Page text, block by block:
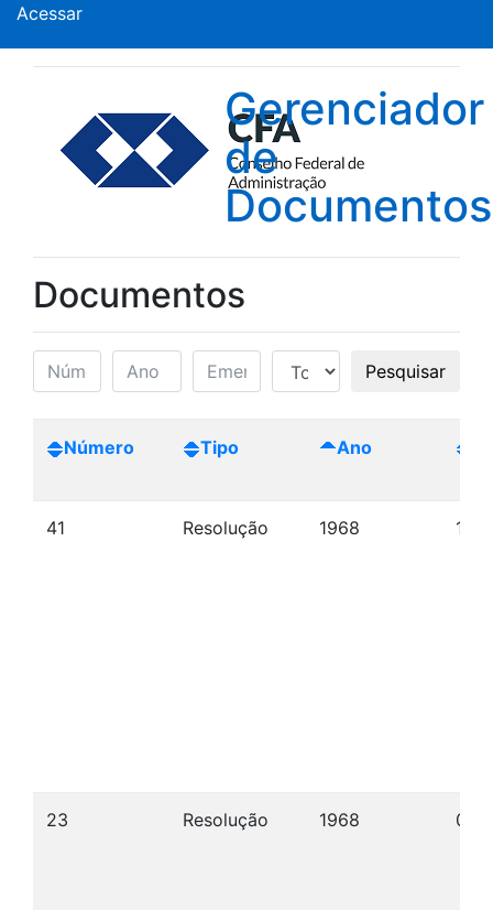
Acessar
Gerenciador
de
Documentos
Documentos
Pesquisar
Número Tipo Ano
41 Resolução 1968 19/
23 Resolução 1968 07/